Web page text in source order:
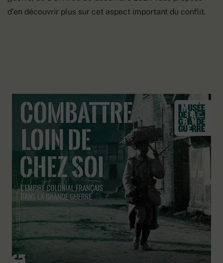
d’en découvrir plus sur cet aspect important du conflit.